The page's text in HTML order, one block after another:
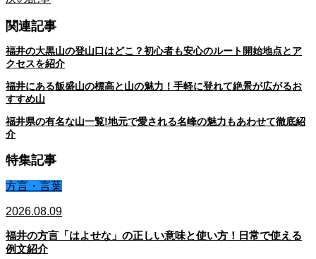
関連記事
福井の大黒山の登山口はどこ？初心者も安心のルート開始地点とア
クセスを紹介
福井にある飯盛山の標高と山の魅力！手軽に登れて絶景が広がるお
すすめ山
福井県の有名な山一覧!地元で愛される名峰の魅力もあわせて徹底紹
介
特集記事
方言・言葉
2026.08.09
福井の方言「はよせな」の正しい意味と使い方！日常で使える
例文紹介